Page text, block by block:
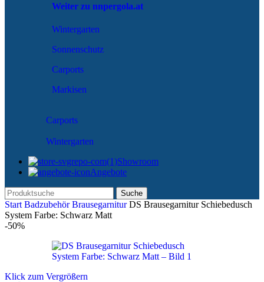
Weiter zu nnpergola.at
Wintergarten
Sonnenschutz
Carports
Markisen
Carports
Wintergarten
Showroom
Angebote
Suche
Start BadzubehörBrausegarniturDS Brausegarnitur Schiebedusch
System Farbe: Schwarz Matt
-50%
Klick zum Vergrößern